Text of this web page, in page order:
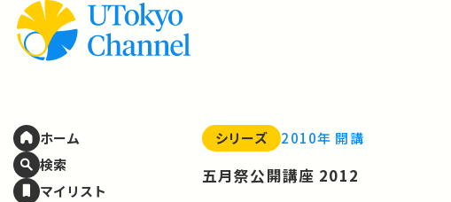
ホーム
検索
マイリスト
シリーズ 2010年 開講
五月祭公開講座 2012